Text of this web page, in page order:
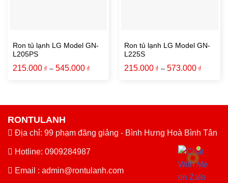
Ron tủ lạnh LG Model GN-
L205PS
215.000 ₫ – 545.000 ₫
Ron tủ lạnh LG Model GN-
L225S
215.000 ₫ – 573.000 ₫
RONTULANH
Địa chỉ: 99 phạm đăng giảng - Bình Hưng Hoà Bình Tân
Hotline: 0909284987
Email : admin@rontulanh.com